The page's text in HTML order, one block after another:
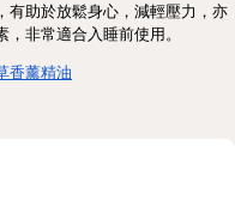
有助於放鬆身心，減輕壓力，亦
非常適合入睡前使用。
香薰精油